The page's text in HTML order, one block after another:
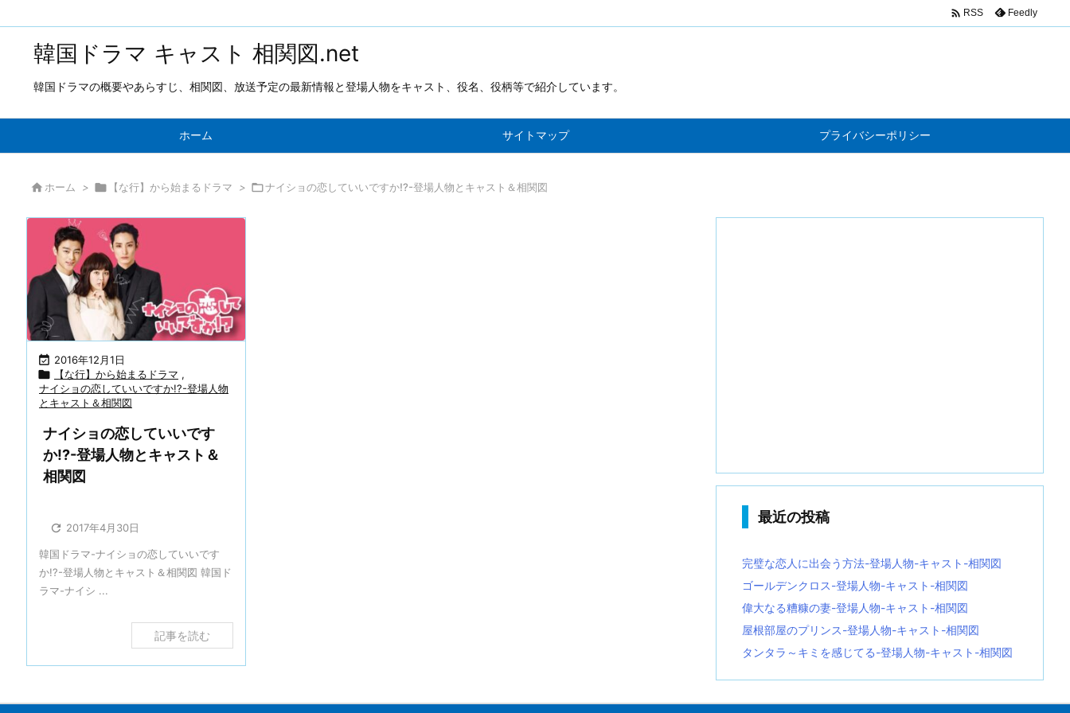
韓国ドラマ キャスト 相関図.net
韓国ドラマの概要やあらすじ、相関図、放送予定の最新情報と登場人物をキャスト、役名、役柄等で紹介しています。
ホーム サイトマップ プライバシーポリシー
 RSS Feedly
 ホーム >  【な行】から始まるドラマ > ナイショの恋していいですか!?-登場人物とキャスト＆相関図
 2016年12月1日
 【な行】から始まるドラマ ,
ナイショの恋していいですか!?-登場人物
とキャスト＆相関図
ナイショの恋していいです
か!?-登場人物とキャスト＆
相関図
 2017年4月30日
韓国ドラマ-ナイショの恋していいです
か!?-登場人物とキャスト＆相関図 韓国ド
ラマ-ナイシ ...
記事を読む
最近の投稿
完璧な恋人に出会う方法-登場人物-キャスト-相関図
ゴールデンクロス-登場人物-キャスト-相関図
偉大なる糟糠の妻-登場人物-キャスト-相関図
屋根部屋のプリンス-登場人物-キャスト-相関図
タンタラ～キミを感じてる-登場人物-キャスト-相関図